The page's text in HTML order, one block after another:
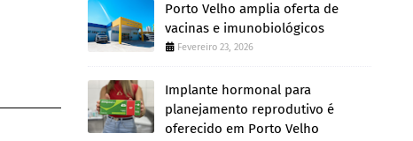
Porto Velho amplia oferta de
vacinas e imunobiológicos
Fevereiro 23, 2026
Implante hormonal para
planejamento reprodutivo é
oferecido em Porto Velho